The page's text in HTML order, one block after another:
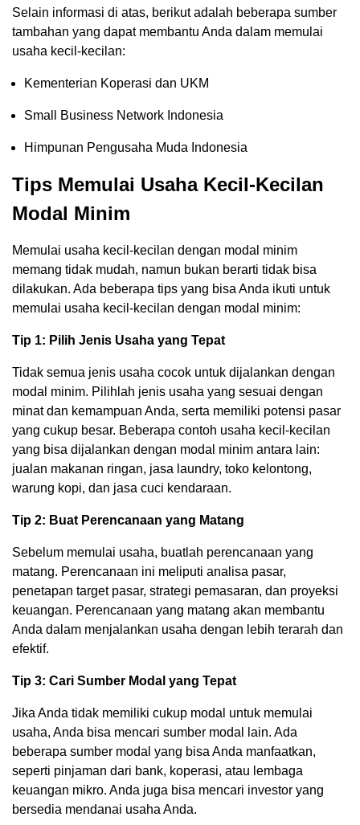
Selain informasi di atas, berikut adalah beberapa sumber
tambahan yang dapat membantu Anda dalam memulai
usaha kecil-kecilan:
Kementerian Koperasi dan UKM
Small Business Network Indonesia
Himpunan Pengusaha Muda Indonesia
Tips Memulai Usaha Kecil-Kecilan
Modal Minim
Memulai usaha kecil-kecilan dengan modal minim
memang tidak mudah, namun bukan berarti tidak bisa
dilakukan. Ada beberapa tips yang bisa Anda ikuti untuk
memulai usaha kecil-kecilan dengan modal minim:
Tip 1: Pilih Jenis Usaha yang Tepat
Tidak semua jenis usaha cocok untuk dijalankan dengan
modal minim. Pilihlah jenis usaha yang sesuai dengan
minat dan kemampuan Anda, serta memiliki potensi pasar
yang cukup besar. Beberapa contoh usaha kecil-kecilan
yang bisa dijalankan dengan modal minim antara lain:
jualan makanan ringan, jasa laundry, toko kelontong,
warung kopi, dan jasa cuci kendaraan.
Tip 2: Buat Perencanaan yang Matang
Sebelum memulai usaha, buatlah perencanaan yang
matang. Perencanaan ini meliputi analisa pasar,
penetapan target pasar, strategi pemasaran, dan proyeksi
keuangan. Perencanaan yang matang akan membantu
Anda dalam menjalankan usaha dengan lebih terarah dan
efektif.
Tip 3: Cari Sumber Modal yang Tepat
Jika Anda tidak memiliki cukup modal untuk memulai
usaha, Anda bisa mencari sumber modal lain. Ada
beberapa sumber modal yang bisa Anda manfaatkan,
seperti pinjaman dari bank, koperasi, atau lembaga
keuangan mikro. Anda juga bisa mencari investor yang
bersedia mendanai usaha Anda.